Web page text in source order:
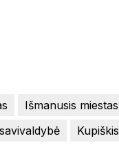
Išmanusis miestas
Kupiškis